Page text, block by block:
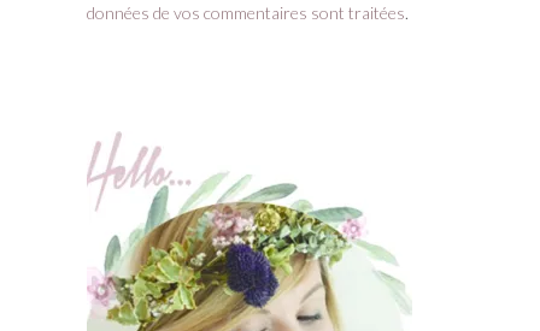
données de vos commentaires sont traitées.